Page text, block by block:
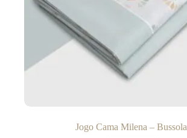
Jogo Cama Milena – Bussola